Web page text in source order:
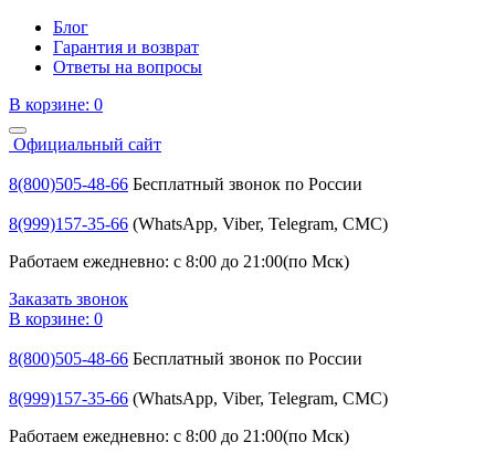
Блог
Гарантия и возврат
Ответы на вопросы
В корзине: 0
Официальный сайт
8(800)505-48-66 Бесплатный звонок по России
8(999)157-35-66 (WhatsApp, Viber, Telegram, СМС)
Работаем ежедневно: с 8:00 до 21:00(по Мск)
Заказать звонок
В корзине: 0
8(800)505-48-66 Бесплатный звонок по России
8(999)157-35-66 (WhatsApp, Viber, Telegram, СМС)
Работаем ежедневно: с 8:00 до 21:00(по Мск)